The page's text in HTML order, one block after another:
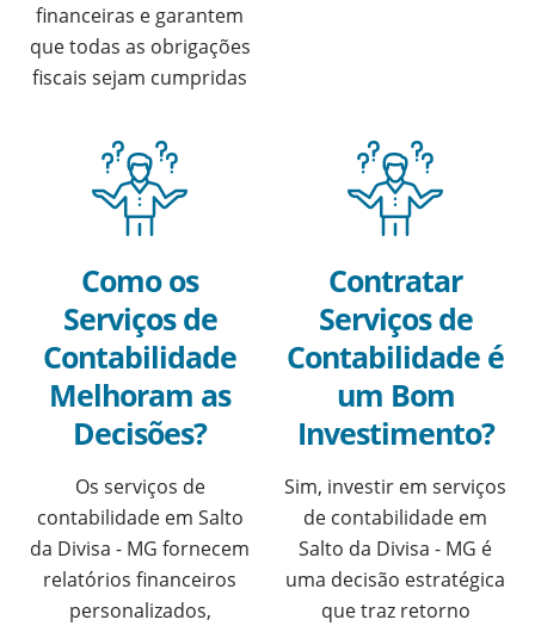
financeiras e garantem
que todas as obrigações
fiscais sejam cumpridas
Como os
Serviços de
Contabilidade
Melhoram as
Decisões?
Os serviços de
contabilidade em Salto
da Divisa - MG fornecem
relatórios financeiros
personalizados,
Contratar
Serviços de
Contabilidade é
um Bom
Investimento?
Sim, investir em serviços
de contabilidade em
Salto da Divisa - MG é
uma decisão estratégica
que traz retorno